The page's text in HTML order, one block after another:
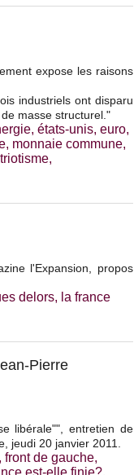
expose les raisons
industriels ont disparu
masse structurel."
, états-unis, euro,
, monnaie commune,
,
l'Expansion, propos
delors, la france
Pierre
libérale"", entretien de
jeudi 20 janvier 2011.
, front de gauche,
est-elle finie?,